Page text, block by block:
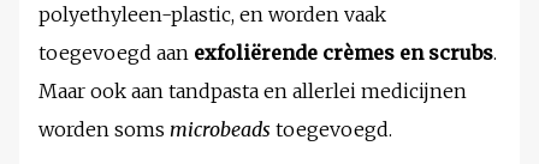
polyethyleen-plastic, en worden vaak
toegevoegd aan exfoliërende crèmes en scrubs.
Maar ook aan tandpasta en allerlei medicijnen
worden soms microbeads toegevoegd.